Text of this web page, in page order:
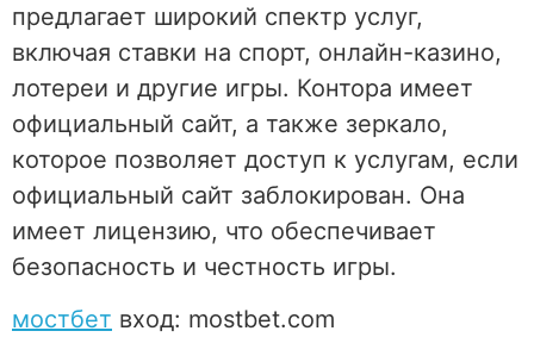
предлагает широкий спектр услуг,
включая ставки на спорт, онлайн-казино,
лотереи и другие игры. Контора имеет
официальный сайт, а также зеркало,
которое позволяет доступ к услугам, если
официальный сайт заблокирован. Она
имеет лицензию, что обеспечивает
безопасность и честность игры.
мостбет вход: mostbet.com